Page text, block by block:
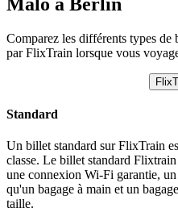
Comparez les différents types de
par FlixTrain lorsque vous
Standard
Un billet standard sur FlixTrain
classe. Le billet standard
une connexion Wi-Fi garantie,
qu'un bagage à main et un
taille.